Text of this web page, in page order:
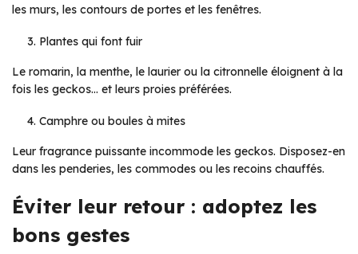
les murs, les contours de portes et les fenêtres.
Plantes qui font fuir
Le romarin, la menthe, le laurier ou la citronnelle éloignent à la
fois les geckos… et leurs proies préférées.
Camphre ou boules à mites
Leur fragrance puissante incommode les geckos. Disposez-en
dans les penderies, les commodes ou les recoins chauffés.
Éviter leur retour : adoptez les
bons gestes